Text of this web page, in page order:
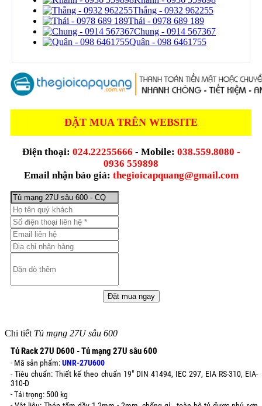
Thắng - 0932 962255
Thái - 0978 689 189
Chung - 0914 567367
Quân - 098 6461755
ĐẶT MUA TRÊN WEBSITE
Điện thoại: 024.22255666 - Mobile: 038.559.8080 -
0936 559898
Email nhận báo giá: thegioicapquang@gmail.com
Chi tiết Tủ mạng 27U sâu 600
Tủ Rack 27U D600 - Tủ mạng 27U sâu 600
- Mã sản phẩm:UNR-27U600
- Tiêu chuẩn: Thiết kế theo chuẩn 19" DIN 41494, IEC 297, EIA RS-310, EIA-
310-D
- Tải trọng: 500 kg